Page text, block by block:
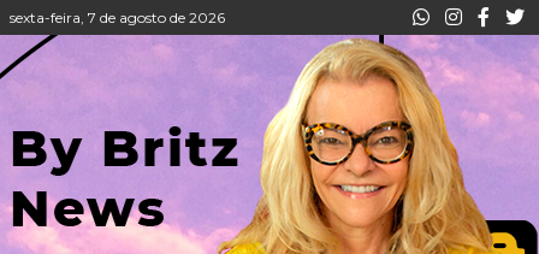
sexta-feira, 7 de agosto de 2026